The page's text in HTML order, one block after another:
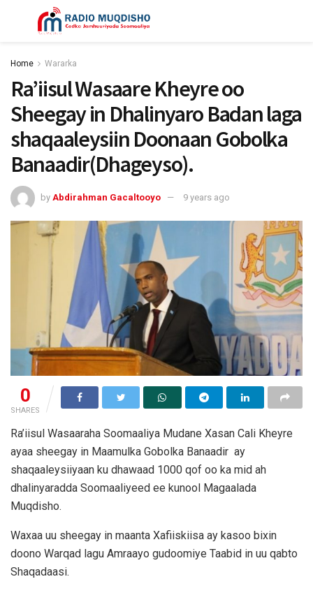
Home Wararka
Ra’iisul Wasaare Kheyre oo
Sheegay in Dhalinyaro Badan laga
shaqaaleysiin Doonaan Gobolka
Banaadir(Dhageyso).
by Abdirahman Gacaltooyo 9 years ago
0
SHARES
Ra’iisul Wasaaraha Soomaaliya Mudane Xasan Cali Kheyre
ayaa sheegay in Maamulka Gobolka Banaadir ay
shaqaaleysiiyaan ku dhawaad 1000 qof oo ka mid ah
dhalinyaradda Soomaaliyeed ee kunool Magaalada
Muqdisho.
Waxaa uu sheegay in maanta Xafiiskiisa ay kasoo bixin
doono Warqad lagu Amraayo gudoomiye Taabid in uu qabto
Shaqadaasi.